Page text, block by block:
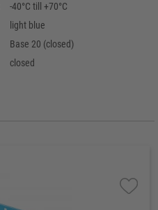
-40°C till +70°C
light blue
Base 20 (closed)
closed